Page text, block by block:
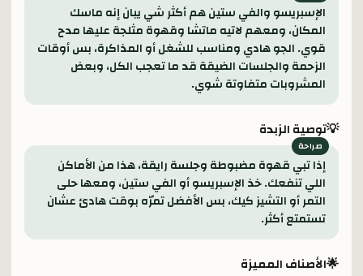
الإسبريسو والفي ستين هم أكثر شي يبان إنه ماسك
المكان، ومعهم لاتيه ماتشا وقهوة مثلجة عليها مدح
قوي. الجو هادي ومناسب للشغل أو المذاكرة، بس أوقات
الزحمة والجلسات الضيقة قد ما تعجب الكل، وبعض
المشروبات متفاوتة شوي.
💡توصية الزبدة
إذا تبي قهوة مضبوطة وجلسة رايقة، هذا من الأماكن
اللي تنفعك. خذ الإسبريسو أو الفي ستين، ومعها حلى
التمر أو التشيز كيك، بس الأفضل تمرّه بوقت هادئ عشان
تستمتع أكثر.
🌟الأصناف المميزة